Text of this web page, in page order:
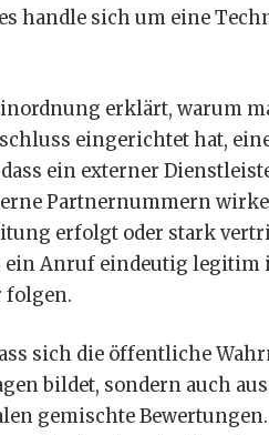
handle sich um eine
erklärt, warum
eingerichtet hat,
ein externer
Partnernummern
erfolgt oder stark
ein Anruf eindeutig legitim
folgen.
sich die öffentliche
bildet, sondern auch
gemischte